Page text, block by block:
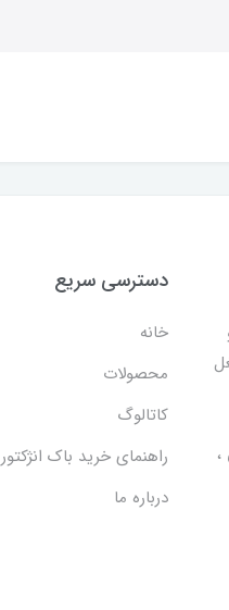
دسترسی سریع
خانه
محصولات
کاتالوگ
راهنمای خرید باک انژکتور
درباره ما